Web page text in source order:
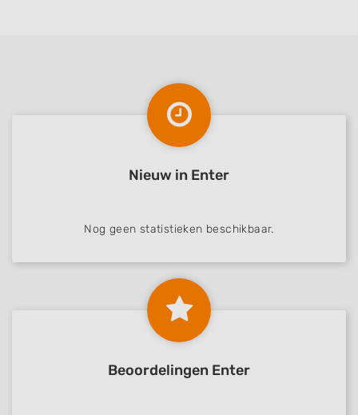
Nieuw in Enter
Nog geen statistieken beschikbaar.
Beoordelingen Enter